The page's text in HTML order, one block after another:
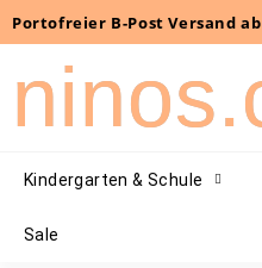
Portofreier B-Post Versand ab
Kindergarten & Schule
Sale